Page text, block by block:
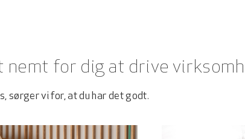
nemt for dig at drive
sørger vi for, at du har det godt.